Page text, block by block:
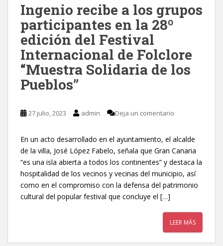
Ingenio recibe a los grupos
participantes en la 28º
edición del Festival
Internacional de Folclore
“Muestra Solidaria de los
Pueblos”
27 julio, 2023 admin Deja un comentario
En un acto desarrollado en el ayuntamiento, el alcalde
de la villa, José López Fabelo, señala que Gran Canaria
“es una isla abierta a todos los continentes” y destaca la
hospitalidad de los vecinos y vecinas del municipio, así
como en el compromiso con la defensa del patrimonio
cultural del popular festival que concluye el […]
LEER MÁS